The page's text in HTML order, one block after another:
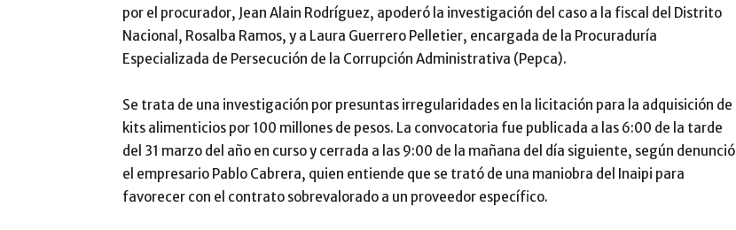
por el procurador, Jean Alain Rodríguez, apoderó la investigación del caso a la fiscal del Distrito
Nacional, Rosalba Ramos, y a Laura Guerrero Pelletier, encargada de la Procuraduría
Especializada de Persecución de la Corrupción Administrativa (Pepca).
Se trata de una investigación por presuntas irregularidades en la licitación para la adquisición de
kits alimenticios por 100 millones de pesos. La convocatoria fue publicada a las 6:00 de la tarde
del 31 marzo del año en curso y cerrada a las 9:00 de la mañana del día siguiente, según denunció
el empresario Pablo Cabrera, quien entiende que se trató de una maniobra del Inaipi para
favorecer con el contrato sobrevalorado a un proveedor específico.